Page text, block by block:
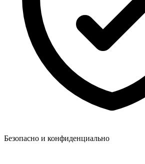
Безопасно и конфиденциально